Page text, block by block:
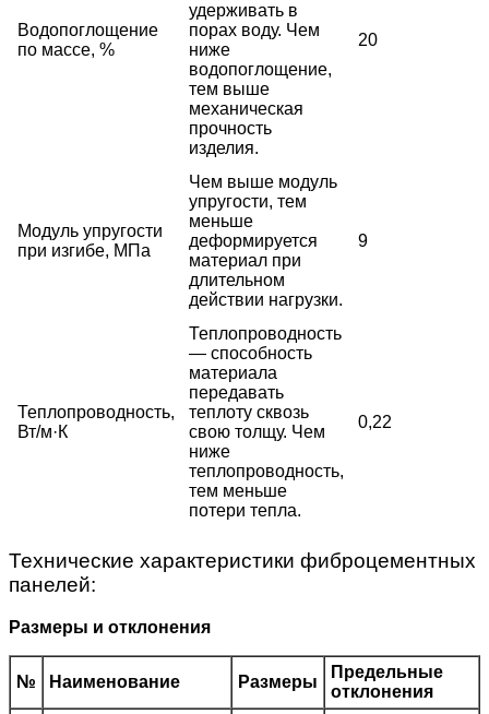
Водопоглощение
по массе, %
удерживать в
порах воду. Чем
ниже
водопоглощение,
тем выше
механическая
прочность
изделия.
20
Модуль упругости
при изгибе, МПа
Чем выше модуль
упругости, тем
меньше
деформируется
материал при
длительном
действии нагрузки.
9
Теплопроводность,
Вт/м·К
Теплопроводность
— способность
материала
передавать
теплоту сквозь
свою толщу. Чем
ниже
теплопроводность,
тем меньше
потери тепла.
0,22
Технические характеристики фиброцементных
панелей:
Размеры и отклонения
№ Наименование Размеры
Предельные
отклонения